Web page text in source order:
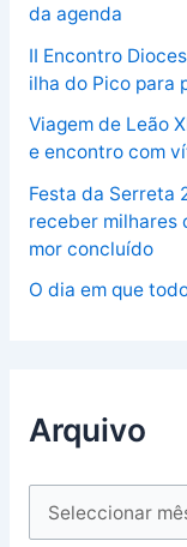
da agenda
II Encontro
ilha do Pico para
Viagem de Leão
e encontro com
Festa da Serreta
receber milhares
mor concluído
O dia em que
Arquivo